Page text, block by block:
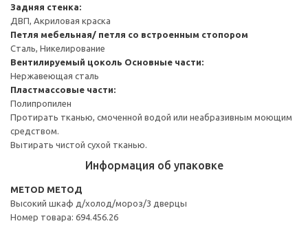
Задняя стенка:
ДВП, Акриловая краска
Петля мебельная/ петля со встроенным стопором
Сталь, Никелирование
Вентилируемый цоколь Основные части:
Нержавеющая сталь
Пластмассовые части:
Полипропилен
Протирать тканью, смоченной водой или неабразивным моющим
средством.
Вытирать чистой сухой тканью.
Информация об упаковке
METOD МЕТОД
Высокий шкаф д/холод/мороз/3 дверцы
Номер товара: 694.456.26